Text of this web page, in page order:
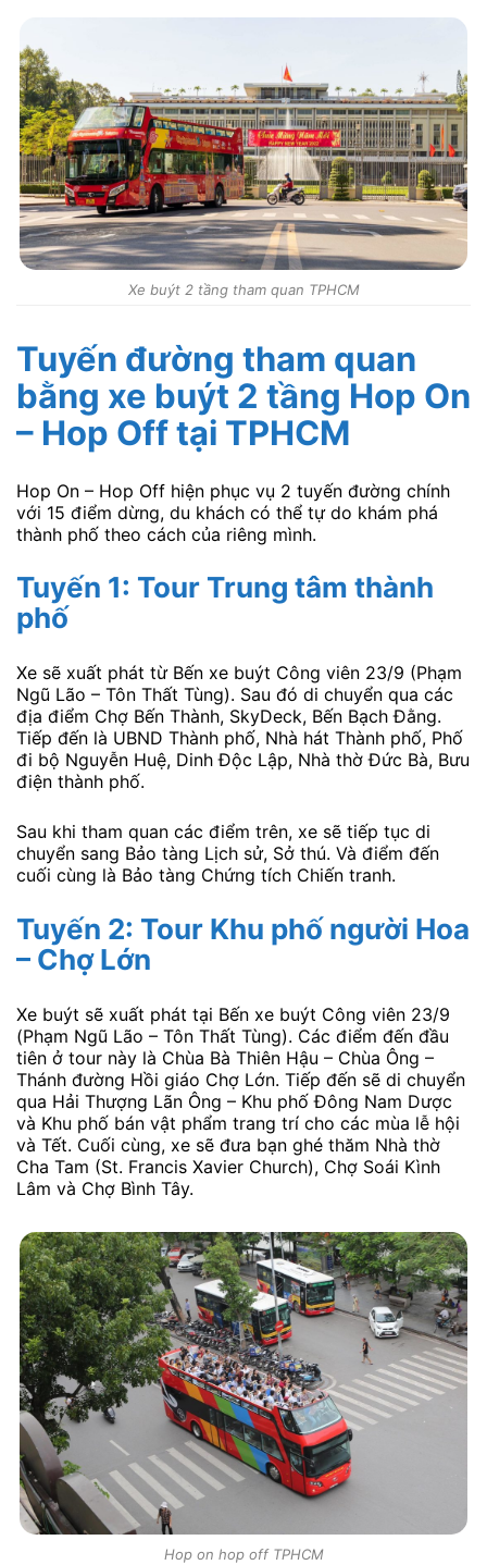
Xe buýt 2 tầng tham quan TPHCM
Tuyến đường tham quan
bằng xe buýt 2 tầng Hop On
– Hop Off tại TPHCM
Hop On – Hop Off hiện phục vụ 2 tuyến đường chính
với 15 điểm dừng, du khách có thể tự do khám phá
thành phố theo cách của riêng mình.
Tuyến 1: Tour Trung tâm thành
phố
Xe sẽ xuất phát từ Bến xe buýt Công viên 23/9 (Phạm
Ngũ Lão – Tôn Thất Tùng). Sau đó di chuyển qua các
địa điểm Chợ Bến Thành, SkyDeck, Bến Bạch Đằng.
Tiếp đến là UBND Thành phố, Nhà hát Thành phố, Phố
đi bộ Nguyễn Huệ, Dinh Độc Lập, Nhà thờ Đức Bà, Bưu
điện thành phố.
Sau khi tham quan các điểm trên, xe sẽ tiếp tục di
chuyển sang Bảo tàng Lịch sử, Sở thú. Và điểm đến
cuối cùng là Bảo tàng Chứng tích Chiến tranh.
Tuyến 2: Tour Khu phố người Hoa
– Chợ Lớn
Xe buýt sẽ xuất phát tại Bến xe buýt Công viên 23/9
(Phạm Ngũ Lão – Tôn Thất Tùng). Các điểm đến đầu
tiên ở tour này là Chùa Bà Thiên Hậu – Chùa Ông –
Thánh đường Hồi giáo Chợ Lớn. Tiếp đến sẽ di chuyển
qua Hải Thượng Lãn Ông – Khu phố Đông Nam Dược
và Khu phố bán vật phẩm trang trí cho các mùa lễ hội
và Tết. Cuối cùng, xe sẽ đưa bạn ghé thăm Nhà thờ
Cha Tam (St. Francis Xavier Church), Chợ Soái Kình
Lâm và Chợ Bình Tây.
Hop on hop off TPHCM